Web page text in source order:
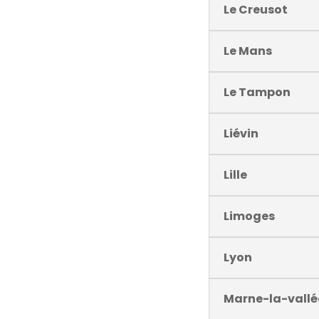
Le Creusot
Le Mans
Le Tampon
Liévin
Lille
Limoges
Lyon
Marne-la-